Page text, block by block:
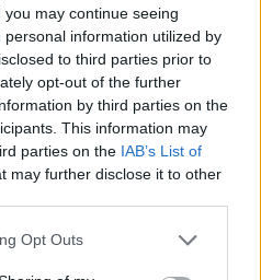
may continue seeing
information utilized by
to third parties prior to
opt-out of the further
by third parties on the
This information may
parties on the IAB’s List of
may further disclose it to other
Opt Outs